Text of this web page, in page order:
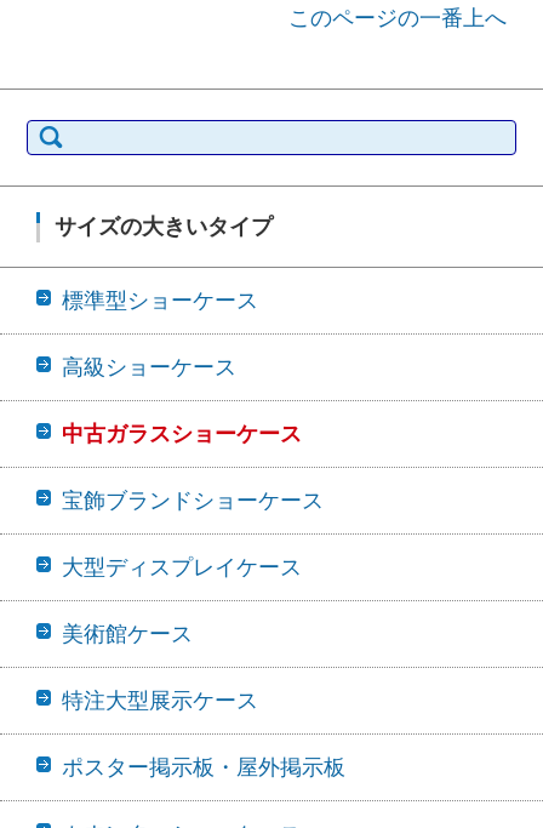
このページの一番上へ
検索:
サイズの大きいタイプ
標準型ショーケース
高級ショーケース
中古ガラスショーケース
宝飾ブランドショーケース
大型ディスプレイケース
美術館ケース
特注大型展示ケース
ポスター掲示板・屋外掲示板